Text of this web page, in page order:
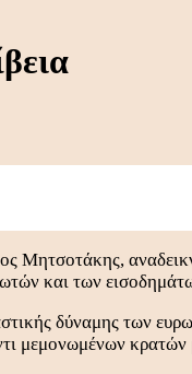
και των
δύναμης των
μεμονωμένων